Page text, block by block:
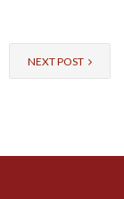
NEXT POST